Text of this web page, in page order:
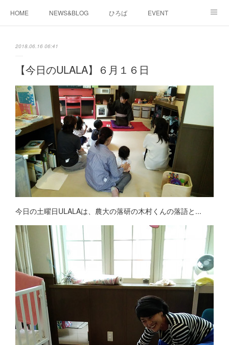
HOME NEWS&BLOG ひろば EVENT
2018.06.16 06:41
【今日のULALA】６月１６日
今日の土曜日ULALAは、農大の落研の木村くんの落語と...